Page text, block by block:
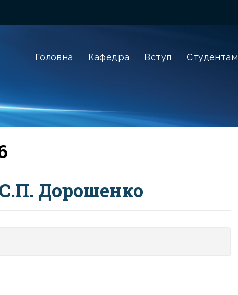
Головна Кафедра Вступ Студентам
Дорошенко